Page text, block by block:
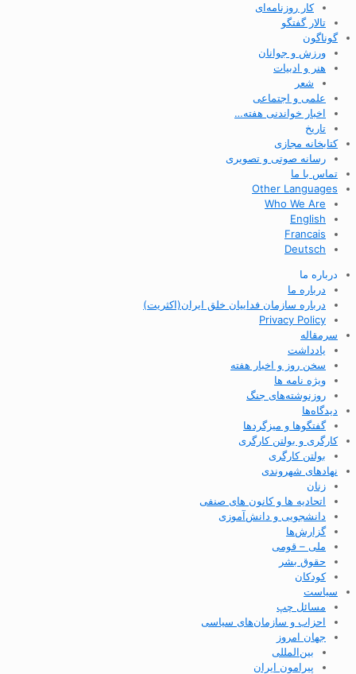
کار روزنامه‌ای
تالار گفتگو
گوناگون
ورزش و جوانان
هنر و ادبیات
شعر
علمی و اجتماعی
اخبار خواندنی هفته…
تاریخ
کتابخانه مجازی
رسانه صوتی و تصویری
تماس با ما
Other Languages
Who We Are
English
Francais
Deutsch
درباره ما
درباره ما
درباره سازمان فداییان خلق ایران(اکثریت)
Privacy Policy
سرمقاله
یادداشت
سخن روز و اخبار هفته
ویژه نامه ها
روزنوشته‌های جنگ
دیدگاه‌ها
گفتگوها و میزگردها
کارگری و بولتن کارگری
بولتن کارگری
نهادهای شهروندی
زنان
اتحادیه ها و کانون های صنفی
دانشجویی و دانش‌آموزی
گزارش‌ها
ملی – قومی
حقوق بشر
کودکان
سیاست
مسائل چپ
احزاب و سازمان‌های سیاسی
جهان امروز
بین‌المللی
پیرامون ایران